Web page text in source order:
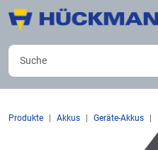
Produkte Akkus Geräte-Akkus